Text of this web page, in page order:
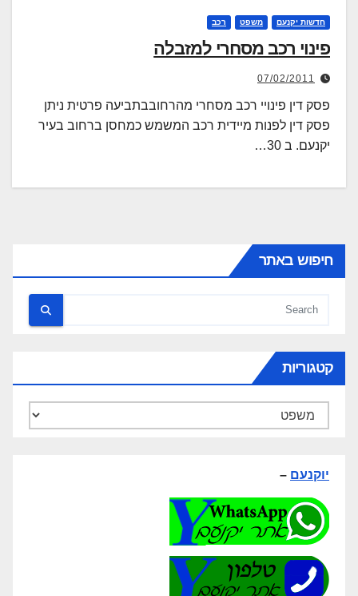
חדשות יקנעם משפט רכב
פינוי רכב מסחרי למזבלה
07/02/2011
פסק דין פינויי רכב מסחרי מהרחובבתביעה פרטית ניתן
פסק דין לפנות מיידית רכב המשמש כמחסן ברחוב בעיר
יקנעם. ב 30…
חיפוש באתר
קטגוריות
קטגוריות
יוקנעם –